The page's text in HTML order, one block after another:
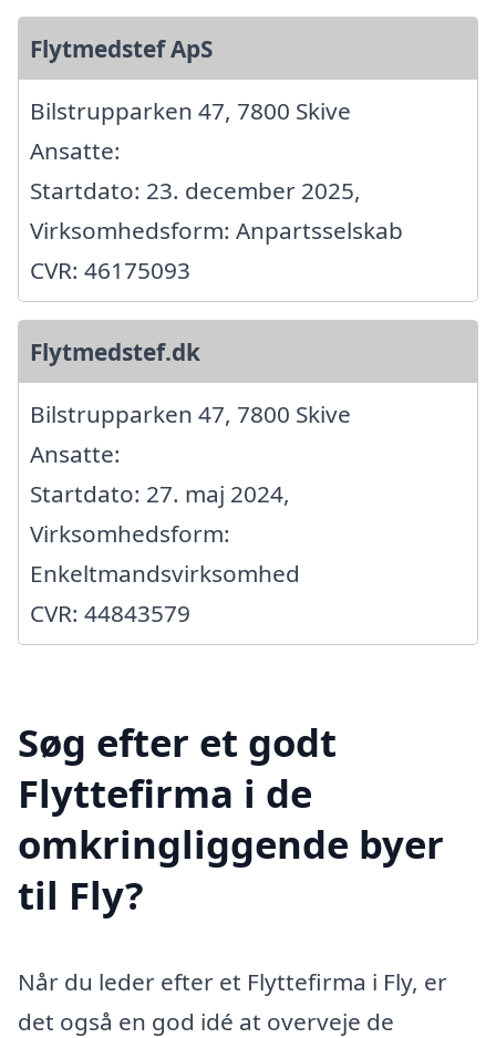
Flytmedstef ApS
Bilstrupparken 47, 7800 Skive
Ansatte:
Startdato: 23. december 2025,
Virksomhedsform: Anpartsselskab
CVR: 46175093
Flytmedstef.dk
Bilstrupparken 47, 7800 Skive
Ansatte:
Startdato: 27. maj 2024,
Virksomhedsform:
Enkeltmandsvirksomhed
CVR: 44843579
Søg efter et godt
Flyttefirma i de
omkringliggende byer
til Fly?
Når du leder efter et Flyttefirma i Fly, er
det også en god idé at overveje de